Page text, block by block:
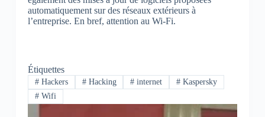
automatiquement sur des réseaux extérieurs à
l’entreprise. En bref, attention au Wi-Fi.
Étiquettes
#Hackers #Hacking # internet # Kaspersky
#Wifi